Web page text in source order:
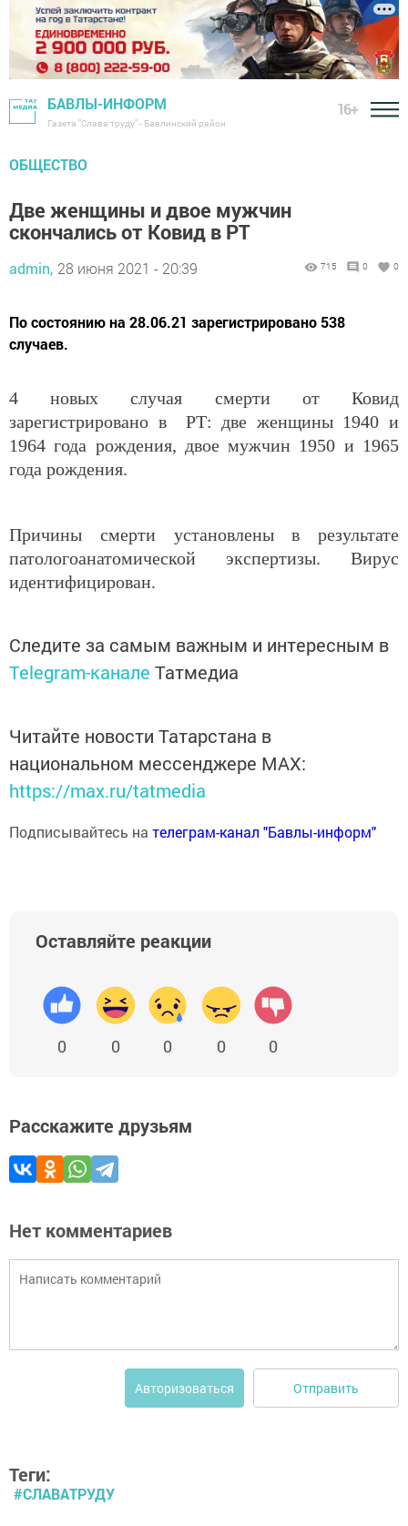
БАВЛЫ-ИНФОРМ
Газета "Слава труду" - Бавлинский район
16+
ОБЩЕСТВО
Две женщины и двое мужчин
скончались от Ковид в РТ
admin, 28 июня 2021 - 20:39 715 0 0
По состоянию на 28.06.21 зарегистрировано 538
случаев.
4 новых случая смерти от Ковид
зарегистрировано в РТ: две женщины 1940 и
1964 года рождения, двое мужчин 1950 и 1965
года рождения.
Причины смерти установлены в результате
патологоанатомической экспертизы. Вирус
идентифицирован.
Следите за самым важным и интересным в
Telegram-канале Татмедиа
Читайте новости Татарстана в
национальном мессенджере MАХ:
https://max.ru/tatmedia
Подписывайтесь на телеграм-канал "Бавлы-информ"
Оставляйте реакции
0 0 0 0 0
Расскажите друзьям
Нет комментариев
Авторизоваться Отправить
Теги:
#СЛАВАТРУДУ